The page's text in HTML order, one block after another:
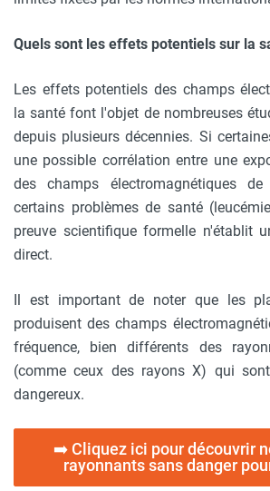
Quels sont les effets potentiels sur la
Les effets potentiels des champs
la santé font l'objet de nombreuses
depuis plusieurs décennies. Si
une possible corrélation entre une
des champs électromagnétiques
certains problèmes de santé
preuve scientifique formelle n'établit
direct.
Il est important de noter que les
produisent des champs
fréquence, bien différents des
(comme ceux des rayons X) qui
dangereux.
➡️ Cliquez ici pour découvrir
rayonnants sans danger